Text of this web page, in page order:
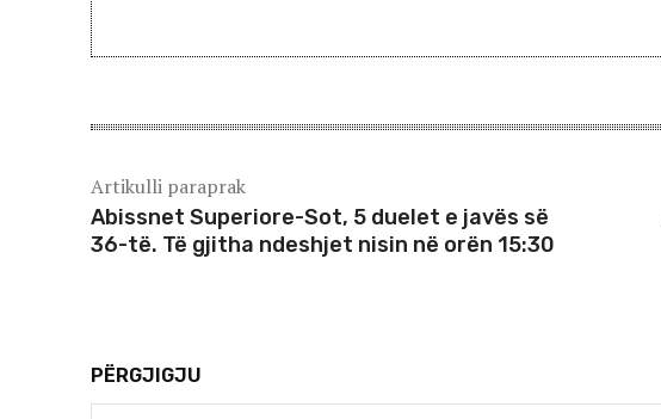
Artikulli paraprak
Abissnet Superiore-Sot, 5 duelet e javës së
36-të. Të gjitha ndeshjet nisin në orën 15:30
PËRGJIGJU